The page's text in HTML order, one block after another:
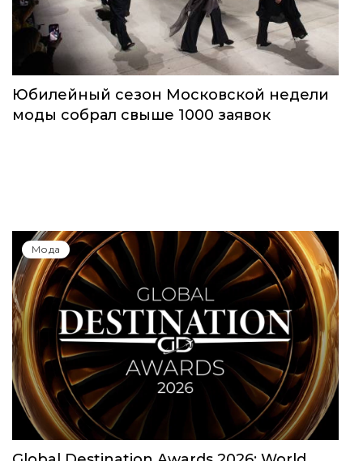
Юбилейный сезон Московской недели
моды собрал свыше 1000 заявок
Мода